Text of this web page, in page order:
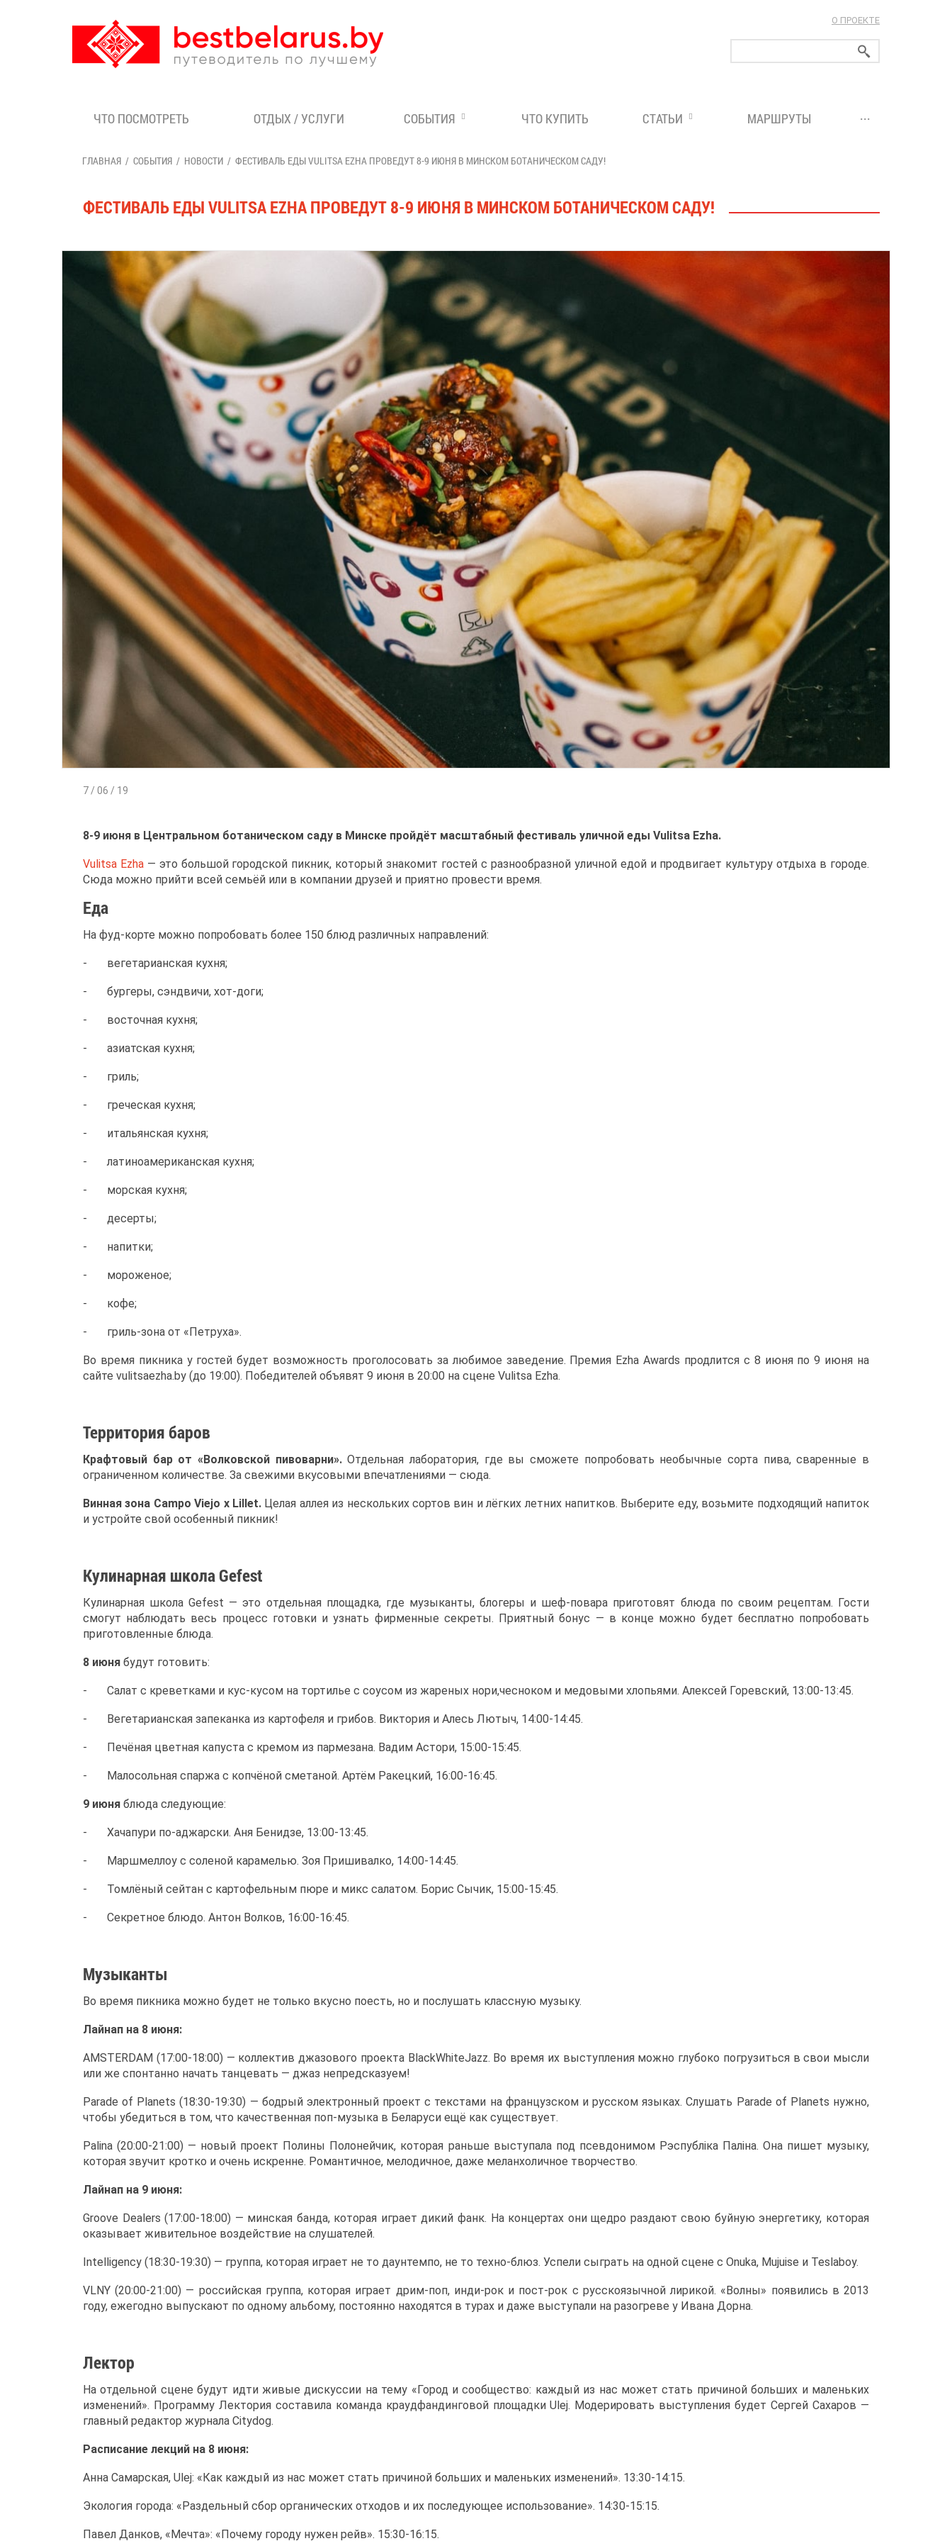
О ПРОЕКТЕ
ЧТО ПОСМОТРЕТЬ ОТДЫХ / УСЛУГИ СОБЫТИЯ ЧТО КУПИТЬ СТАТЬИ МАРШРУТЫ ...
ГЛАВНАЯ СОБЫТИЯ НОВОСТИ ФЕСТИВАЛЬ ЕДЫ VULITSA EZHA ПРОВЕДУТ 8-9 ИЮНЯ В МИНСКОМ БОТАНИЧЕСКОМ САДУ!
ФЕСТИВАЛЬ ЕДЫ VULITSA EZHA ПРОВЕДУТ 8-9 ИЮНЯ В МИНСКОМ БОТАНИЧЕСКОМ САДУ!
7 / 06 / 19
8-9 июня в Центральном ботаническом саду в Минске пройдёт масштабный фестиваль уличной еды Vulitsa Ezha.
Vulitsa Ezha— это большой городской пикник, который знакомит гостей с разнообразной уличной едой и продвигает культуру отдыха в городе.
Сюда можно прийти всей семьёй или в компании друзей и приятно провести время.
Еда
На фуд-корте можно попробовать более 150 блюд различных направлений:
- вегетарианская кухня;
- бургеры, сэндвичи, хот-доги;
- восточная кухня;
- азиатская кухня;
- гриль;
- греческая кухня;
- итальянская кухня;
- латиноамериканская кухня;
- морская кухня;
- десерты;
- напитки;
- мороженое;
- кофе;
- гриль-зона от «Петруха».
Во время пикника у гостей будет возможность проголосовать за любимое заведение. Премия Ezha Awards продлится с 8 июня по 9 июня на
сайте vulitsaezha.by (до 19:00). Победителей объявят 9 июня в 20:00 на сцене Vulitsa Ezha.
Территория баров
Крафтовый бар от «Волковской пивоварни».Отдельная лаборатория, где вы сможете попробовать необычные сорта пива, сваренные в
ограниченном количестве. За свежими вкусовыми впечатлениями — сюда.
Винная зона Campo Viejo х Lillet. Целая аллея из нескольких сортов вин и лёгких летних напитков. Выберите еду, возьмите подходящий напиток
и устройте свой особенный пикник!
Кулинарная школа Gefest
Кулинарная школа Gefest — это отдельная площадка, где музыканты, блогеры и шеф-повара приготовят блюда по своим рецептам. Гости
смогут наблюдать весь процесс готовки и узнать фирменные секреты. Приятный бонус — в конце можно будет бесплатно попробовать
приготовленные блюда.
8 июня будут готовить:
- Салат с креветками и кус-кусом на тортилье с соусом из жареных нори,чесноком и медовыми хлопьями. Алексей Горевский, 13:00-13:45.
- Вегетарианская запеканка из картофеля и грибов. Виктория и Алесь Лютыч, 14:00-14:45.
- Печёная цветная капуста с кремом из пармезана. Вадим Астори, 15:00-15:45.
- Малосольная спаржа с копчёной сметаной. Артём Ракецкий, 16:00-16:45.
9 июня блюда следующие:
- Хачапури по-аджарски. Аня Бенидзе, 13:00-13:45.
- Маршмеллоу с соленой карамелью. Зоя Пришивалко, 14:00-14:45.
- Томлёный сейтан с картофельным пюре и микс салатом. Борис Сычик, 15:00-15:45.
- Секретное блюдо. Антон Волков, 16:00-16:45.
Музыканты
Во время пикника можно будет не только вкусно поесть, но и послушать классную музыку.
Лайнап на 8 июня:
AMSTERDAM (17:00-18:00) — коллектив джазового проекта BlackWhiteJazz. Во время их выступления можно глубоко погрузиться в свои мысли
или же спонтанно начать танцевать — джаз непредсказуем!
Parade of Planets (18:30-19:30) — бодрый электронный проект с текстами на французском и русском языках. Слушать Paradе of Planets нужно,
чтобы убедиться в том, что качественная поп-музыка в Беларуси ещё как существует.
Palina (20:00-21:00) — новый проект Полины Полонейчик, которая раньше выступала под псевдонимом Рэспубліка Паліна. Она пишет музыку,
которая звучит кротко и очень искренне. Романтичное, мелодичное, даже меланхоличное творчество.
Лайнап на 9 июня:
Groove Dealers (17:00-18:00) — минская банда, которая играет дикий фанк. На концертах они щедро раздают свою буйную энергетику, которая
оказывает живительное воздействие на слушателей.
Intelligency (18:30-19:30) — группа, которая играет не то даунтемпо, не то техно-блюз. Успели сыграть на одной сцене с Onuka, Mujuise и Teslaboy.
VLNY (20:00-21:00) — российская группа, которая играет дрим-поп, инди-рок и пост-рок с русскоязычной лирикой. «Волны» появились в 2013
году, ежегодно выпускают по одному альбому, постоянно находятся в турах и даже выступали на разогреве у Ивана Дорна.
Лектор
На отдельной сцене будут идти живые дискуссии на тему «Город и сообщество: каждый из нас может стать причиной больших и маленьких
изменений». Программу Лектория составила команда краудфандинговой площадки Ulej. Модерировать выступления будет Сергей Сахаров —
главный редактор журнала Citydog.
Расписание лекций на 8 июня:
Анна Самарская, Ulej: «Как каждый из нас может стать причиной больших и маленьких изменений». 13:30-14:15.
Экология города: «Раздельный сбор органических отходов и их последующее использование». 14:30-15:15.
Павел Данков, «Мечта»: «Почему городу нужен рейв». 15:30-16:15.